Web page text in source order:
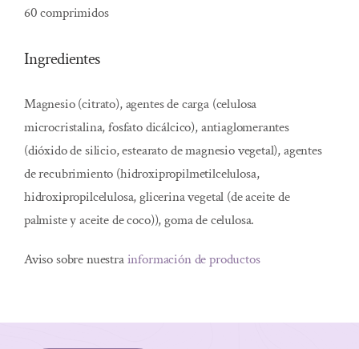
60 comprimidos
Ingredientes
Magnesio (citrato), agentes de carga (celulosa
microcristalina, fosfato dicálcico), antiaglomerantes
(dióxido de silicio, estearato de magnesio vegetal), agentes
de recubrimiento (hidroxipropilmetilcelulosa,
hidroxipropilcelulosa, glicerina vegetal (de aceite de
palmiste y aceite de coco)), goma de celulosa.
Aviso sobre nuestrainformación de productos